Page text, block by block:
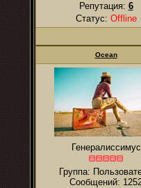
Репутация: 6
Статус: Offline
Ocean
Генералиссимус
Группа:
Сообщений: